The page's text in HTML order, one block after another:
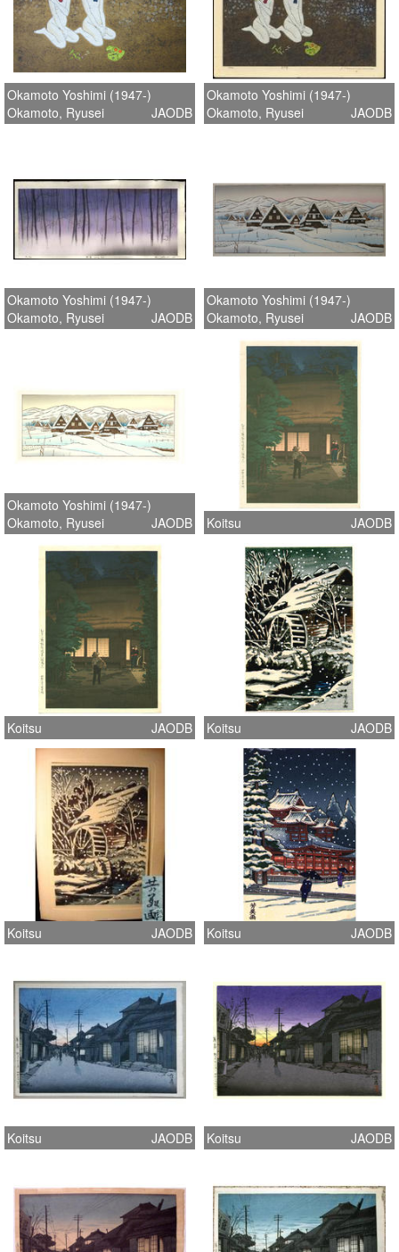
Okamoto Yoshimi (1947-)
Okamoto, Ryusei
JAODB
Okamoto Yoshimi (1947-)
Okamoto, Ryusei
JAODB
Okamoto Yoshimi (1947-)
Okamoto, Ryusei
JAODB
Okamoto Yoshimi (1947-)
Okamoto, Ryusei
JAODB
Okamoto Yoshimi (1947-)
Okamoto, Ryusei
JAODB Koitsu JAODB
Koitsu JAODB Koitsu JAODB
Koitsu JAODB Koitsu JAODB
Koitsu JAODB Koitsu JAODB